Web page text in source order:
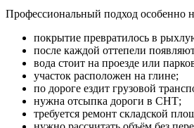
Профессиональный подход особенно
покрытие превратилось в
после каждой оттепели
вода стоит на проезде или
участок расположен на глине;
по дороге ездит грузовой
нужна отсыпка дороги в СНТ;
требуется ремонт складской